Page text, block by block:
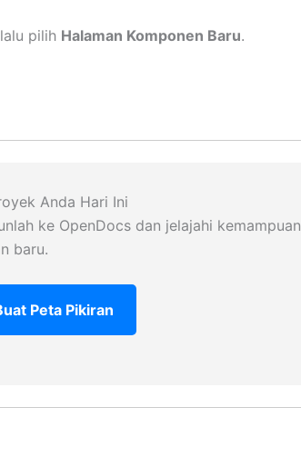
pilih Halaman Komponen Baru.
Anda Hari Ini
ke OpenDocs dan jelajahi kemampuan
baru.
Peta Pikiran